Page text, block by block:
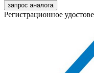
запрос аналога
Регистрационное